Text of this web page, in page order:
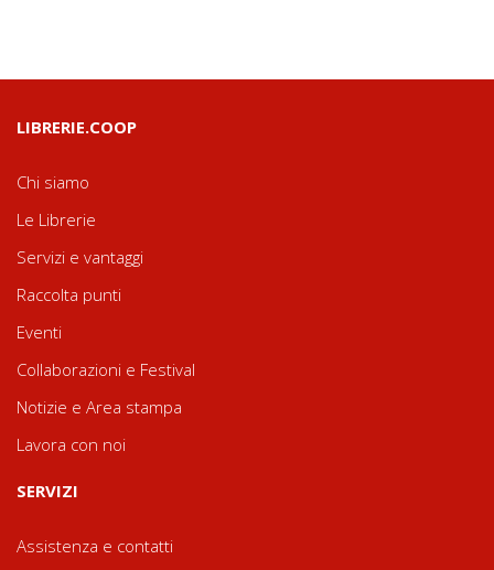
LIBRERIE.COOP
Chi siamo
Le Librerie
Servizi e vantaggi
Raccolta punti
Eventi
Collaborazioni e Festival
Notizie e Area stampa
Lavora con noi
SERVIZI
Assistenza e contatti